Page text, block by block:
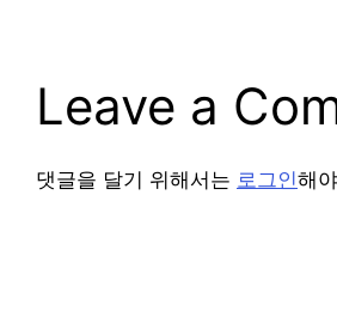
Leave a
댓글을 달기 위해서는 로그인해